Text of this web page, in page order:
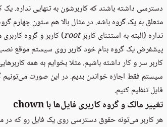
دسترسی داشته باشند که کاربرشون به تنهایی نداره.
متعلق به یک گروه باشه. در مثال بالا هم ستون چهارم
نداره (البته به استثنای کاربرroot) کاربر و گروه
پیشفرض یک گروه بنام خود کاربر روی سیستم موقع
کاربر سر و کار داشته باشیم. مثلا بخوایم به همه
سیستم فقط اجازه خواندن بدیم. در این صورت
فایل تنظیم کنیم.
تغییر مالک و گروه کاربری فایل‌ها با chown
هر کاربر می‌تونه حقوق دسترسی روی یک فایل رو که در